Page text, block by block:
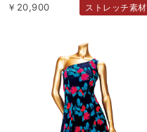
￥20,900 ストレッチ素材